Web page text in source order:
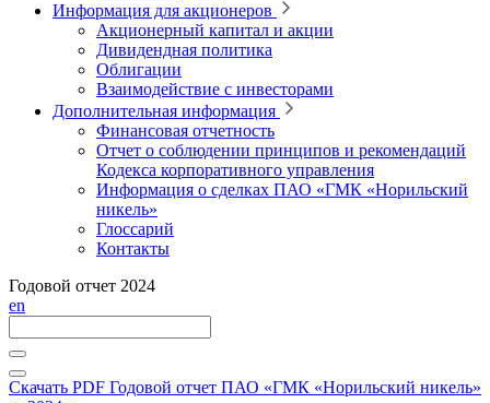
Информация для акционеров
Акционерный капитал и акции
Дивидендная политика
Облигации
Взаимодействие с инвесторами
Дополнительная информация
Финансовая отчетность
Отчет о соблюдении принципов и рекомендаций
Кодекса корпоративного управления
Информация о сделках ПАО «ГМК «Норильский
никель»
Глоссарий
Контакты
Годовой отчет 2024
en
Скачать PDF Годовой отчет ПАО «ГМК «Норильский никель»